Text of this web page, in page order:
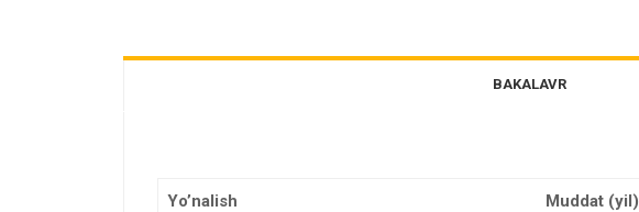
BAKALAVR
Yo’nalish Muddat (yil)